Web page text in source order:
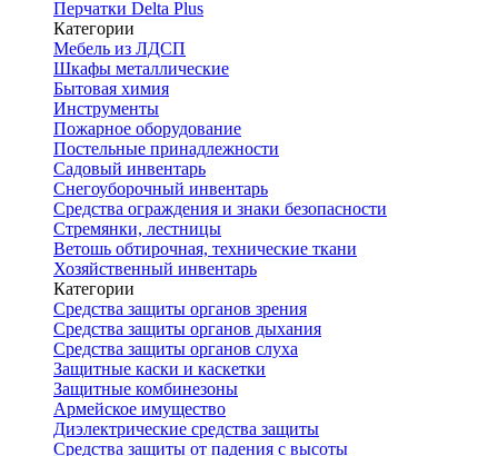
Перчатки Delta Plus
Категории
Мебель из ЛДСП
Шкафы металлические
Бытовая химия
Инструменты
Пожарное оборудование
Постельные принадлежности
Садовый инвентарь
Снегоуборочный инвентарь
Средства ограждения и знаки безопасности
Стремянки, лестницы
Ветошь обтирочная, технические ткани
Хозяйственный инвентарь
Категории
Средства защиты органов зрения
Средства защиты органов дыхания
Средства защиты органов слуха
Защитные каски и каскетки
Защитные комбинезоны
Армейское имущество
Диэлектрические средства защиты
Средства защиты от падения с высоты